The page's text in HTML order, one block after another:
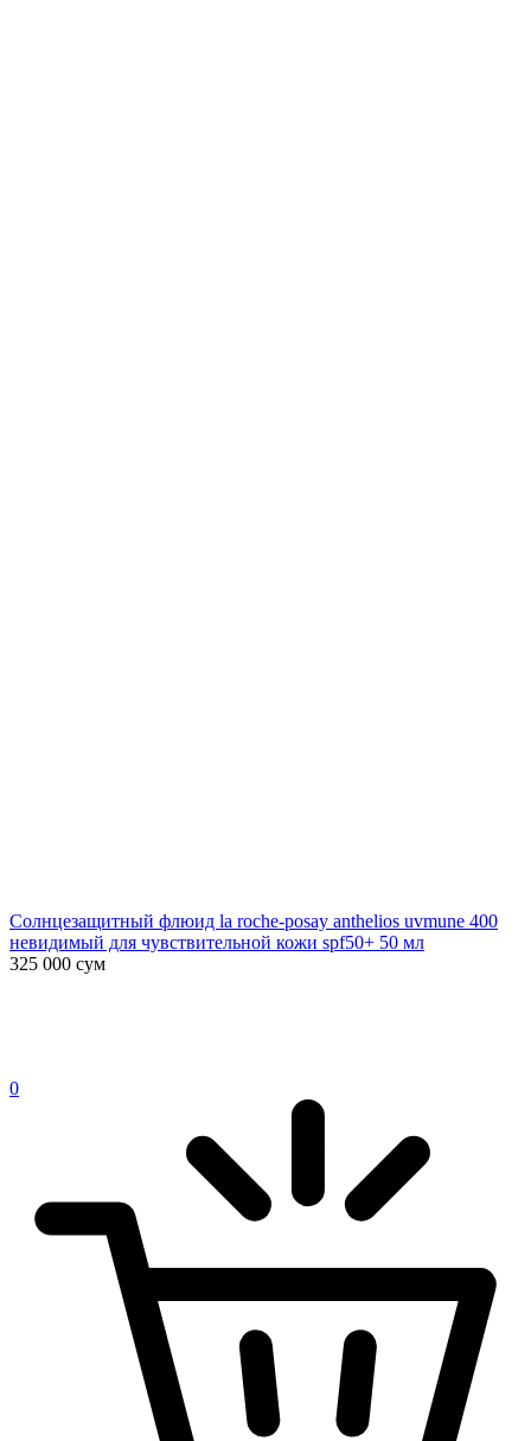
Солнцезащитный флюид la roche-posay anthelios uvmune 400
невидимый для чувствительной кожи spf50+ 50 мл
325 000 сум
0